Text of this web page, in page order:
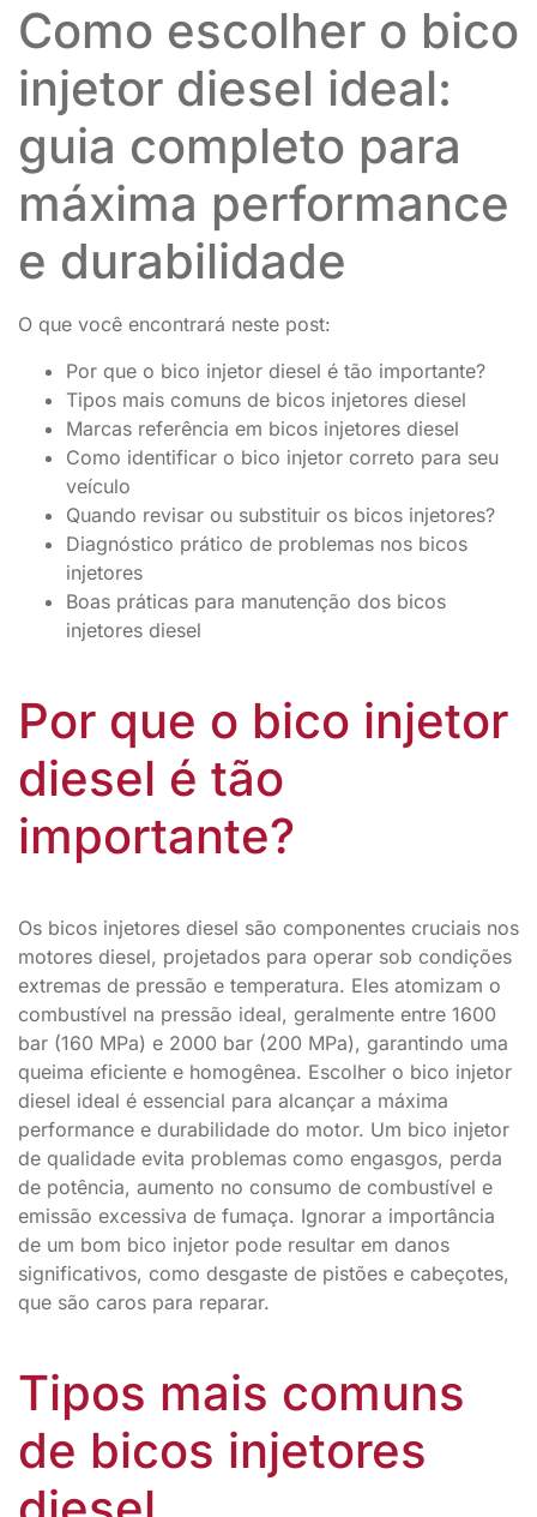
Como escolher o bico
injetor diesel ideal:
guia completo para
máxima performance
e durabilidade
O que você encontrará neste post:
Por que o bico injetor diesel é tão importante?
Tipos mais comuns de bicos injetores diesel
Marcas referência em bicos injetores diesel
Como identificar o bico injetor correto para seu
veículo
Quando revisar ou substituir os bicos injetores?
Diagnóstico prático de problemas nos bicos
injetores
Boas práticas para manutenção dos bicos
injetores diesel
Por que o bico injetor
diesel é tão
importante?
Os bicos injetores diesel são componentes cruciais nos
motores diesel, projetados para operar sob condições
extremas de pressão e temperatura. Eles atomizam o
combustível na pressão ideal, geralmente entre 1600
bar (160 MPa) e 2000 bar (200 MPa), garantindo uma
queima eficiente e homogênea. Escolher o bico injetor
diesel ideal é essencial para alcançar a máxima
performance e durabilidade do motor. Um bico injetor
de qualidade evita problemas como engasgos, perda
de potência, aumento no consumo de combustível e
emissão excessiva de fumaça. Ignorar a importância
de um bom bico injetor pode resultar em danos
significativos, como desgaste de pistões e cabeçotes,
que são caros para reparar.
Tipos mais comuns
de bicos injetores